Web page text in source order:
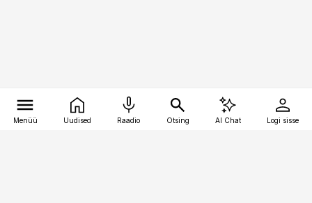
Menüü Uudised Raadio Otsing AI Chat Logi sisse